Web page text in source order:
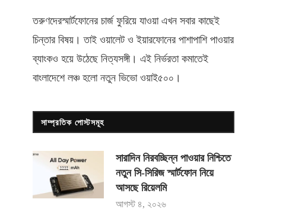
তরুণদেরস্মার্টফোনের চার্জ ফুরিয়ে যাওয়া এখন সবার কাছেই
চিন্তার বিষয়। তাই ওয়ালেট ও ইয়ারফোনের পাশাপাশি পাওয়ার
ব্যাংকও হয়ে উঠেছে নিত্যসঙ্গী। এই নির্ভরতা কমাতেই
বাংলাদেশে লঞ্চ হলো নতুন ভিভো ওয়াই৫০০ ।
সাম্প্রতিক পোস্টসমূহ
সারাদিন নিরবচ্ছিন্ন পাওয়ার নিশ্চিতে
নতুন সি-সিরিজ স্মার্টফোন নিয়ে
আসছে রিয়েলমি
আগস্ট ৪, ২০২৬